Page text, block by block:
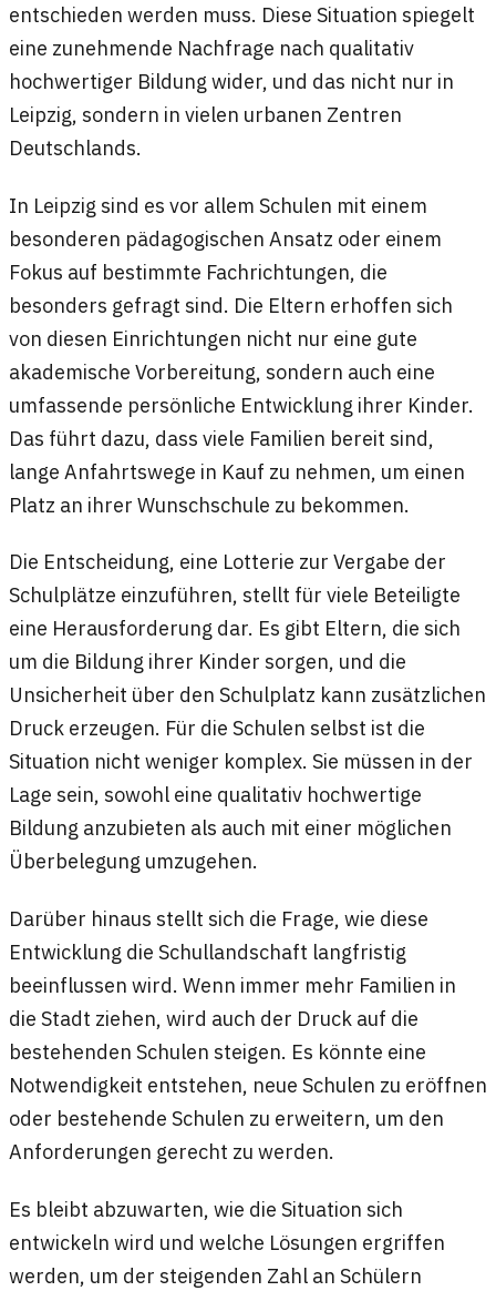
entschieden werden muss. Diese Situation spiegelt
eine zunehmende Nachfrage nach qualitativ
hochwertiger Bildung wider, und das nicht nur in
Leipzig, sondern in vielen urbanen Zentren
Deutschlands.
In Leipzig sind es vor allem Schulen mit einem
besonderen pädagogischen Ansatz oder einem
Fokus auf bestimmte Fachrichtungen, die
besonders gefragt sind. Die Eltern erhoffen sich
von diesen Einrichtungen nicht nur eine gute
akademische Vorbereitung, sondern auch eine
umfassende persönliche Entwicklung ihrer Kinder.
Das führt dazu, dass viele Familien bereit sind,
lange Anfahrtswege in Kauf zu nehmen, um einen
Platz an ihrer Wunschschule zu bekommen.
Die Entscheidung, eine Lotterie zur Vergabe der
Schulplätze einzuführen, stellt für viele Beteiligte
eine Herausforderung dar. Es gibt Eltern, die sich
um die Bildung ihrer Kinder sorgen, und die
Unsicherheit über den Schulplatz kann zusätzlichen
Druck erzeugen. Für die Schulen selbst ist die
Situation nicht weniger komplex. Sie müssen in der
Lage sein, sowohl eine qualitativ hochwertige
Bildung anzubieten als auch mit einer möglichen
Überbelegung umzugehen.
Darüber hinaus stellt sich die Frage, wie diese
Entwicklung die Schullandschaft langfristig
beeinflussen wird. Wenn immer mehr Familien in
die Stadt ziehen, wird auch der Druck auf die
bestehenden Schulen steigen. Es könnte eine
Notwendigkeit entstehen, neue Schulen zu eröffnen
oder bestehende Schulen zu erweitern, um den
Anforderungen gerecht zu werden.
Es bleibt abzuwarten, wie die Situation sich
entwickeln wird und welche Lösungen ergriffen
werden, um der steigenden Zahl an Schülern